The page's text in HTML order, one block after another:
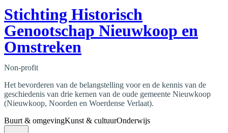
Stichting Historisch
Genootschap Nieuwkoop en
Omstreken
Non-profit
Het bevorderen van de belangstelling voor en de kennis van de
geschiedenis van drie kernen van de oude gemeente Nieuwkoop
(Nieuwkoop, Noorden en Woerdense Verlaat).
Buurt & omgevingKunst & cultuurOnderwijs